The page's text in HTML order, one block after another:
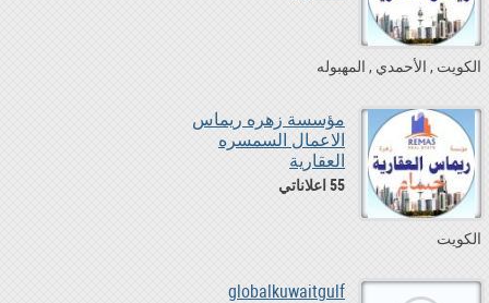
الكويت الأحمدي المهبوله
مؤسسة زهره ريماس
الاعمال السمسره
العقارية
55 اعلاناتي
الكويت
globalkuwaitgulf